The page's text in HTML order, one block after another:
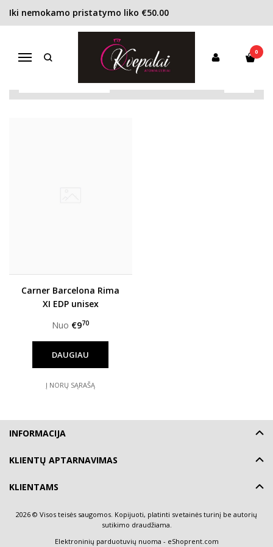
Iki nemokamo pristatymo liko €50.00
Navigacija
0
CARNER BARCELONA
Pirkite pagal gamintoją
Carner Barcelona Rima
XI EDP unisex
Nuo €970
DAUGIAU
Į NORŲ SĄRAŠĄ
INFORMACIJA
KLIENTŲ APTARNAVIMAS
KLIENTAMS
2026 © Visos teisės saugomos. Kopijuoti, platinti svetainės turinį be autorių
sutikimo draudžiama.
Elektroninių parduotuvių nuoma - eShoprent.com